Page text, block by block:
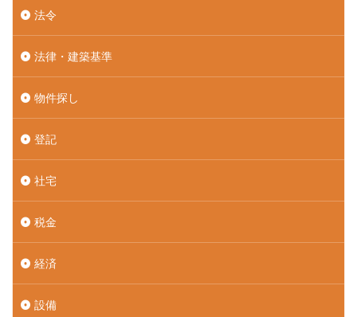
法令
法律・建築基準
物件探し
登記
社宅
税金
経済
設備